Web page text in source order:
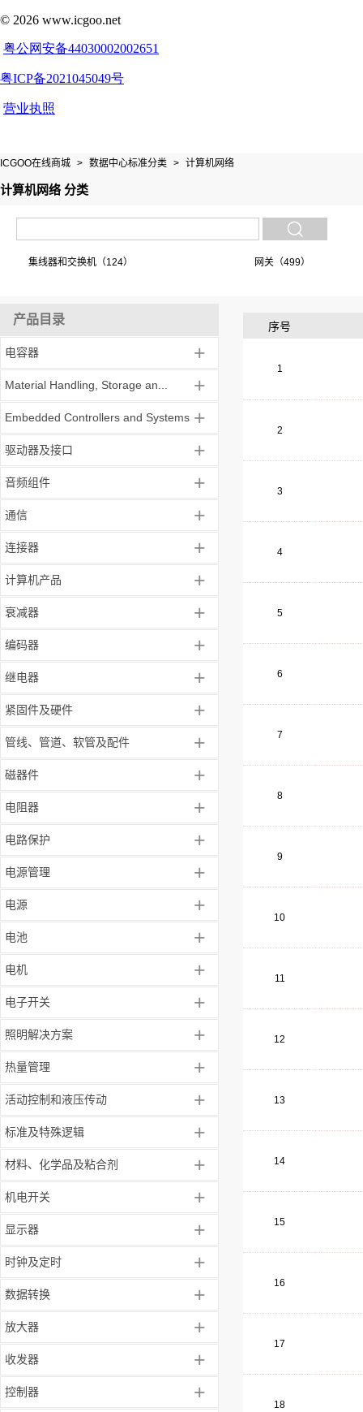
ICGOO在线商城 > 数据中心标准分类 > 计算机网络
计算机网络 分类
集线器和交换机（124） 网关（499）
产品目录
电容器 +
Material Handling, Storage an... +
Embedded Controllers and Systems +
驱动器及接口 +
音频组件 +
通信 +
连接器 +
计算机产品 +
衰减器 +
编码器 +
继电器 +
紧固件及硬件 +
管线、管道、软管及配件 +
磁器件 +
电阻器 +
电路保护 +
电源管理 +
电源 +
电池 +
电机 +
电子开关 +
照明解决方案 +
热量管理 +
活动控制和液压传动 +
标准及特殊逻辑 +
材料、化学品及粘合剂 +
机电开关 +
显示器 +
时钟及定时 +
数据转换 +
放大器 +
收发器 +
控制器 +
序号
1
2
3
4
5
6
7
8
9
10
11
12
13
14
15
16
17
18